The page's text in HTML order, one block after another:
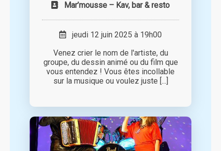
Mar’mousse – Kav, bar & resto
jeudi 12 juin 2025 à 19h00
Venez crier le nom de l'artiste, du
groupe, du dessin animé ou du film que
vous entendez ! Vous êtes incollable
sur la musique ou voulez juste [...]